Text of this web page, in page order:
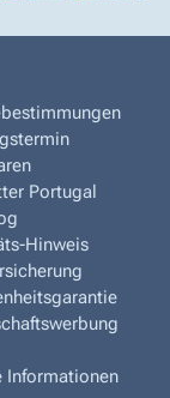
Portugal
Hinweis
Informationen